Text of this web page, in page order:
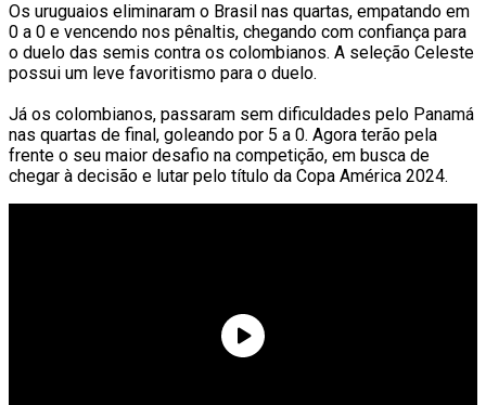
Os uruguaios eliminaram o Brasil nas quartas, empatando em
0 a 0 e vencendo nos pênaltis, chegando com confiança para
o duelo das semis contra os colombianos. A seleção Celeste
possui um leve favoritismo para o duelo.
Já os colombianos, passaram sem dificuldades pelo Panamá
nas quartas de final, goleando por 5 a 0. Agora terão pela
frente o seu maior desafio na competição, em busca de
chegar à decisão e lutar pelo título da Copa América 2024.